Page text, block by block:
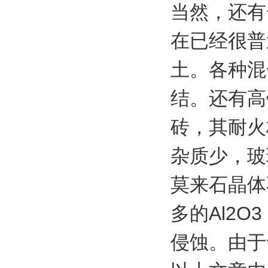
当然，还
在已经很
土。各种
结。还有
砖，其耐
杂质少，
莫来石晶
多的
侵蚀。由